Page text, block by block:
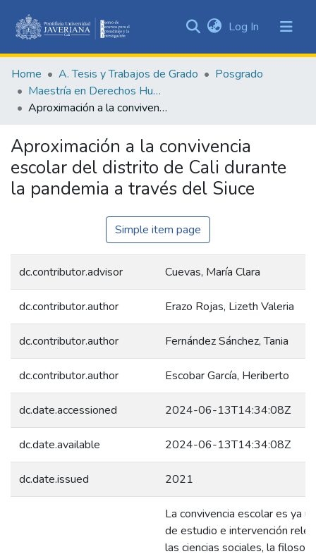
&
Collections
All of DSpace
Statistics
Log In (current)
Home A. Tesis y Trabajos de Grado
Posgrado
Maestría en Derechos Humanos y Cultura de Paz
Aproximación a la convivencia escolar del distrito de Cali durante la pandemia a través del Siuce
Aproximación a la convivencia
escolar del distrito de Cali durante
la pandemia a través del Siuce
Simple item page
dc.contributor.advisor Cuevas, María Clara
dc.contributor.author Erazo Rojas, Lizeth Valeria
dc.contributor.author Fernández Sánchez, Tania
dc.contributor.author Escobar García, Heriberto
dc.date.accessioned 2024-06-13T14:34:08Z
dc.date.available 2024-06-13T14:34:08Z
dc.date.issued 2021
La convivencia escolar es ya
de estudio e intervención
las ciencias sociales, la